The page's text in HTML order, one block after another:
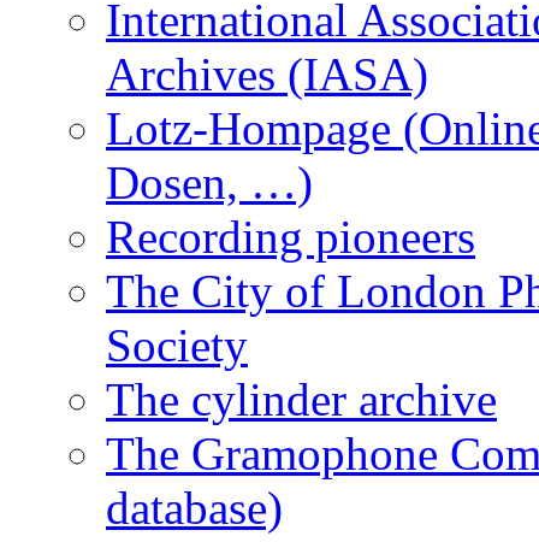
International
Archives (IASA)
Lotz-Hompage
Dosen, …)
Recording pioneers
The City of London
Society
The cylinder archive
The Gramophone
database)